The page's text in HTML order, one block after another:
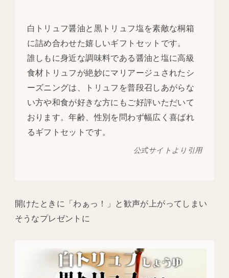
白トリュフ醤油と黒トリュフ塩を素敵な桐箱
に詰め合わせた嬉しいギフトセットです。
誰しもに身近な調味料である醤油と塩に高級
食材トリュフが絶妙にマリアージュされたシ
ーズニングは、トリュフを普段召しあがらな
い方や和食が好きな方にもご好評いただいて
おります。年齢、性別を問わず幅広く喜ばれ
るギフトセットです。
公式サイトより引用
開けたときに「わぁっ！」と歓声が上がってしまい
そうなプレゼントに